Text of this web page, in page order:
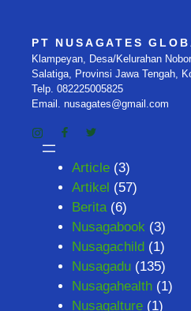
PT NUSAGATES
Klampeyan, Desa/Kelurahan
Salatiga, Provinsi Jawa Tengah,
Telp. 082225005825
Email. nusagates@gmail.com
Article (3)
Artikel (57)
Berita (6)
Nusagabook (3)
Nusagachild (1)
Nusagadu (135)
Nusagahealth (1)
Nusagalture (1)